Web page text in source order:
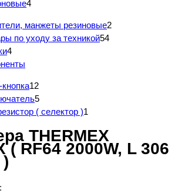
4
манжеты резиновые2
по уходу за техникой54
4
12
5
( селектор )1
THERMEX
( RF64 2000W, L 306